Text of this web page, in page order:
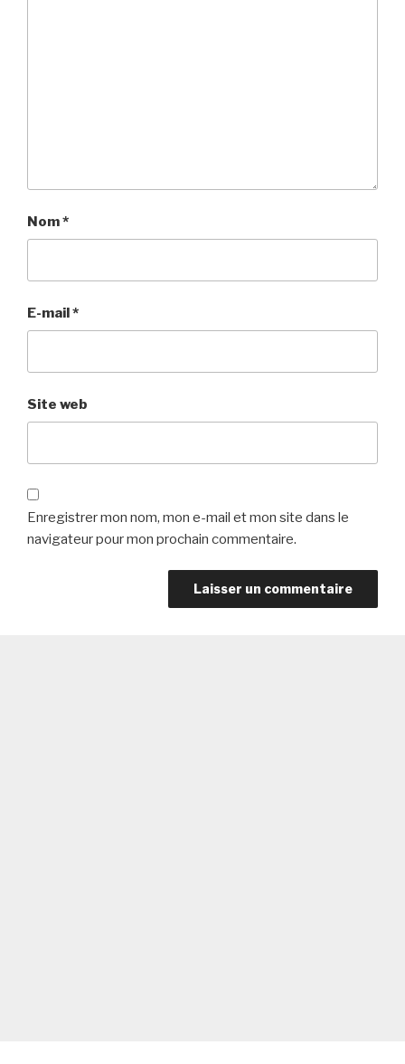
Nom*
E-mail*
Site web
Enregistrer mon nom, mon e-mail et mon site dans le
navigateur pour mon prochain commentaire.